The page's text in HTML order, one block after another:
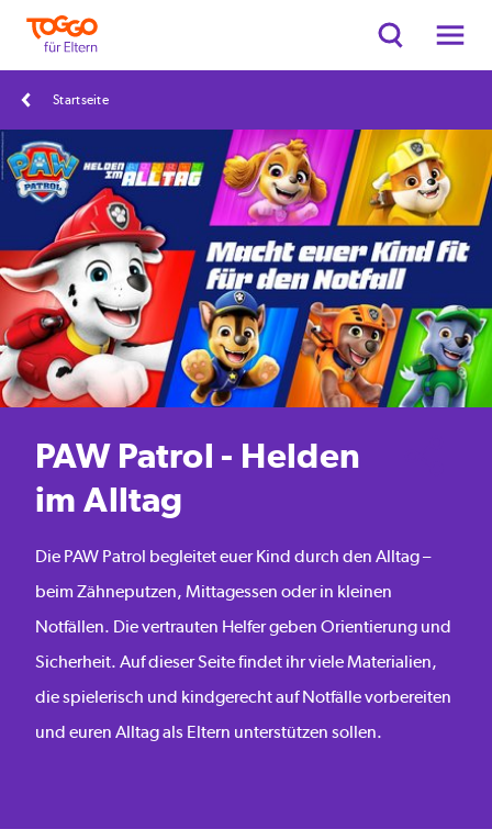
Startseite
PAW Patrol - Helden
im Alltag
Die PAW Patrol begleitet euer Kind durch den Alltag –
beim Zähneputzen, Mittagessen oder in kleinen
Notfällen. Die vertrauten Helfer geben Orientierung und
Sicherheit. Auf dieser Seite findet ihr viele Materialien,
die spielerisch und kindgerecht auf Notfälle vorbereiten
und euren Alltag als Eltern unterstützen sollen.